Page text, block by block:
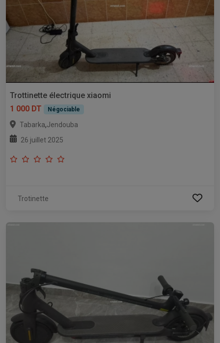
Trottinette électrique xiaomi
1 000 DT
Négociable
Tabarka,Jendouba
26 juillet 2025
Trotinette